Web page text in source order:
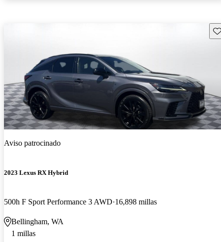
Aviso patrocinado
2023 Lexus RX Hybrid
500h F Sport Performance 3 AWD 16,898 millas
Bellingham, WA
1 millas